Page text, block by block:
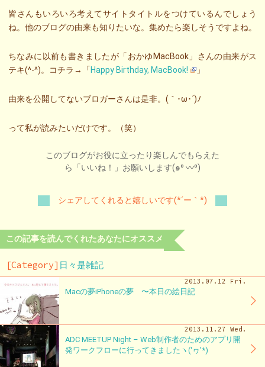
皆さんもいろいろ考えてサイトタイトルをつけているんでしょう
ね。他のブログの由来も知りたいな。集めたら楽しそうですよね。
ちなみに以前も書きましたが「おかゆMacBook」さんの由来がス
テキ(^-^)。コチラ→「 Happy Birthday, MacBook! 」
由来を公開してないブロガーさんは是非。(｀･ω･´)ﾉ
って私が読みたいだけです。（笑）
このブログがお役に立ったり楽しんでもらえた
ら「いいね！」お願いします(๑⁰ 〰⁰)
シェアしてくれると嬉しいです(*´ー｀*)
この記事を読んでくれたあなたにオススメ
[Category] 日々是雑記
2013.07.12 Fri.
Macの夢iPhoneの夢 〜本日の絵日記
2013.11.27 Wed.
ADC MEETUP Night – Web制作者のためのアプリ開
発ワークフローに行ってきましたヽ(‘ヮ’*)ゝ